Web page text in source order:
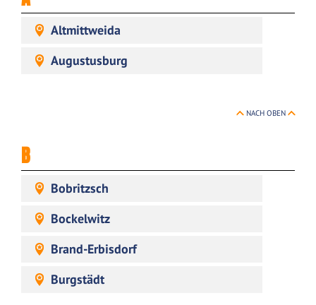
Altmittweida
Augustusburg
NACH OBEN
B
Bobritzsch
Bockelwitz
Brand-Erbisdorf
Burgstädt